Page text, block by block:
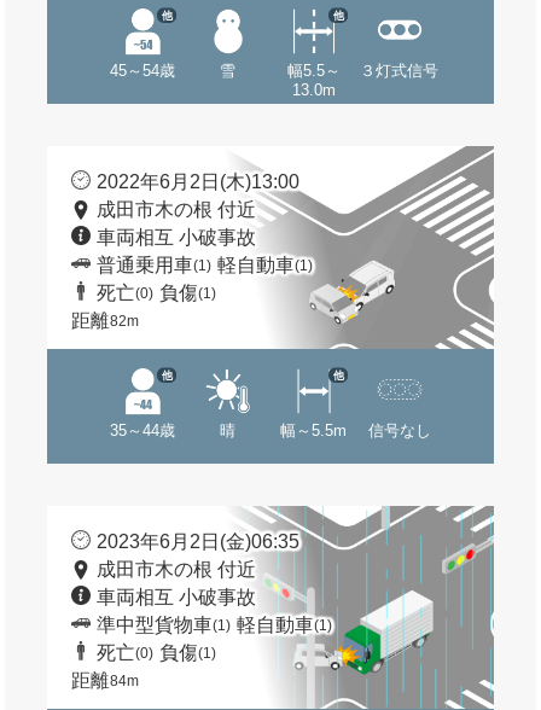
45～54歳
他
雪
幅5.5～
13.0m
他
３灯式信号
2022年6月2日(木)13:00
成田市木の根 付近
車両相互 小破事故
普通乗用車(1) 軽自動車(1)
死亡(0) 負傷(1)
距離82m
35～44歳
他
晴 幅～5.5m
他
信号なし
2023年6月2日(金)06:35
成田市木の根 付近
車両相互 小破事故
準中型貨物車(1) 軽自動車(1)
死亡(0) 負傷(1)
距離84m